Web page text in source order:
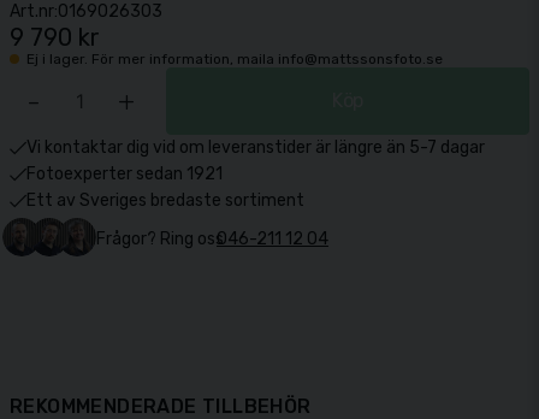
Art.nr:0169026303
9 790 kr
Ej i lager. För mer information, maila info@mattssonsfoto.se
- +
Vi kontaktar dig vid om leveranstider är längre än 5-7 dagar
Fotoexperter sedan 1921
Ett av Sveriges bredaste sortiment
Frågor? Ring oss046-211 12 04
REKOMMENDERADE TILLBEHÖR